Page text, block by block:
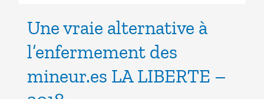
Une vraie alternative à
l’enfermement des
mineur.es LA LIBERTE –